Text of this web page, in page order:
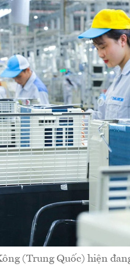
(Trung Quốc) hiện